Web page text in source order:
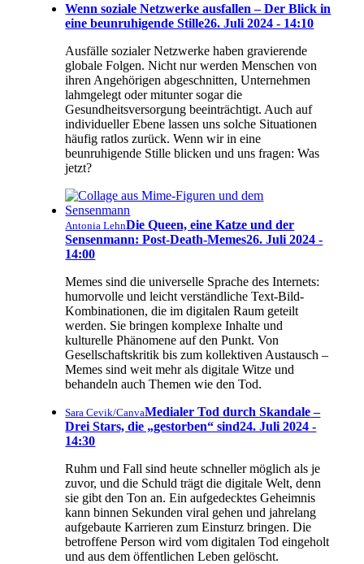
Wenn soziale Netzwerke ausfallen – Der Blick in
eine beunruhigende Stille26. Juli 2024 - 14:10
Ausfälle sozialer Netzwerke haben gravierende
globale Folgen. Nicht nur werden Menschen von
ihren Angehörigen abgeschnitten, Unternehmen
lahmgelegt oder mitunter sogar die
Gesundheitsversorgung beeinträchtigt. Auch auf
individueller Ebene lassen uns solche Situationen
häufig ratlos zurück. Wenn wir in eine
beunruhigende Stille blicken und uns fragen: Was
jetzt?
Antonia LehnDie Queen, eine Katze und der
Sensenmann: Post-Death-Memes26. Juli 2024 -
14:00
Memes sind die universelle Sprache des Internets:
humorvolle und leicht verständliche Text-Bild-
Kombinationen, die im digitalen Raum geteilt
werden. Sie bringen komplexe Inhalte und
kulturelle Phänomene auf den Punkt. Von
Gesellschaftskritik bis zum kollektiven Austausch –
Memes sind weit mehr als digitale Witze und
behandeln auch Themen wie den Tod.
Sara Cevik/CanvaMedialer Tod durch Skandale –
Drei Stars, die „gestorben“ sind24. Juli 2024 -
14:30
Ruhm und Fall sind heute schneller möglich als je
zuvor, und die Schuld trägt die digitale Welt, denn
sie gibt den Ton an. Ein aufgedecktes Geheimnis
kann binnen Sekunden viral gehen und jahrelang
aufgebaute Karrieren zum Einsturz bringen. Die
betroffene Person wird vom digitalen Tod eingeholt
und aus dem öffentlichen Leben gelöscht.